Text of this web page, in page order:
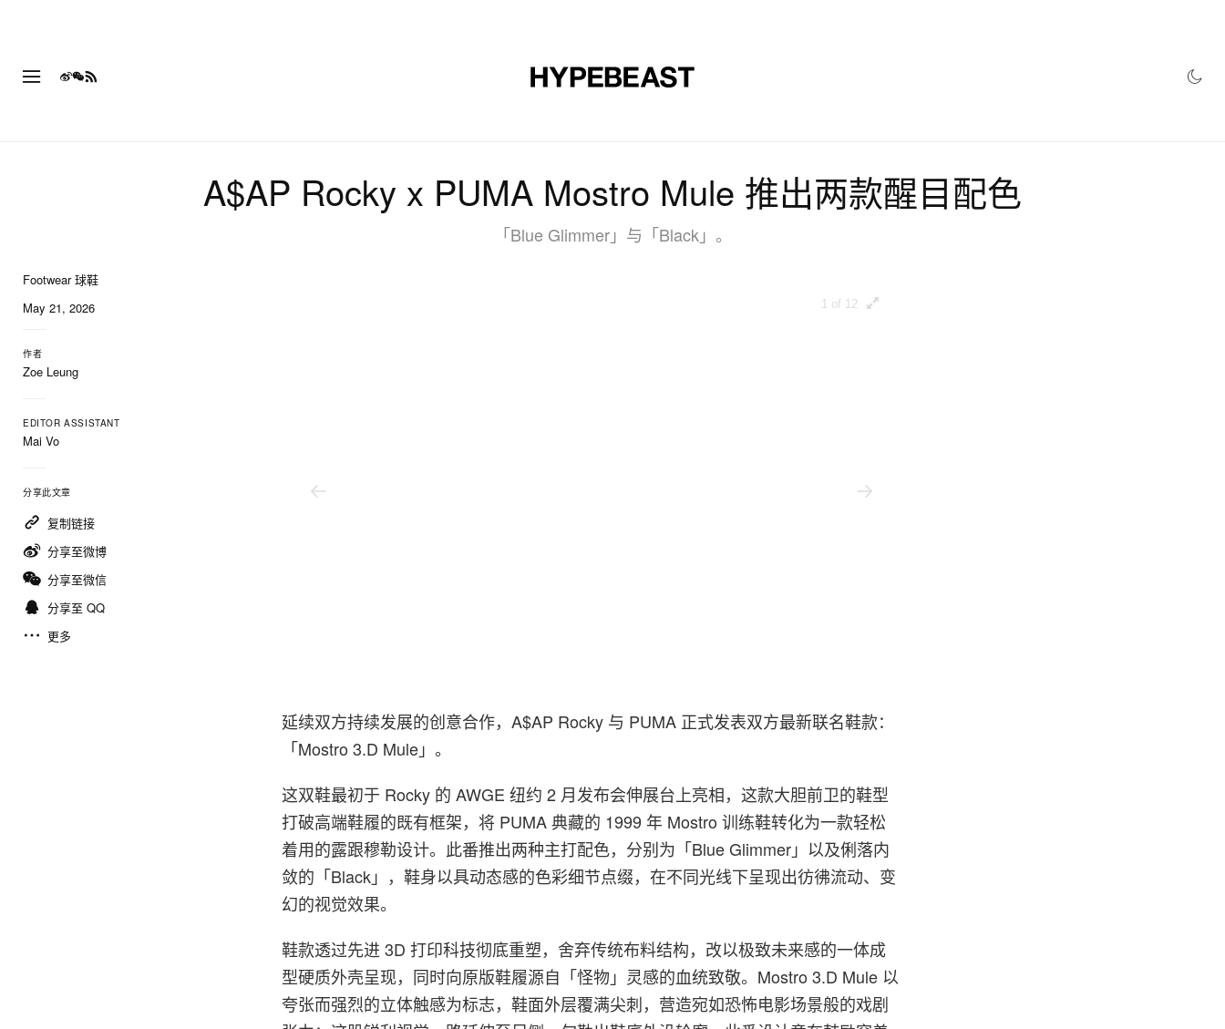
A$AP Rocky x PUMA Mostro Mule 推出两款醒目配色
「Blue Glimmer」与「Black」。
Footwear 球鞋
May 21, 2026
作者
Zoe Leung
EDITOR ASSISTANT
Mai Vo
分享此文章
复制链接
分享至微博
分享至微信
分享至 QQ
更多
1 of 12
延续双方持续发展的创意合作，A$AP Rocky 与 PUMA 正式发表双方最新联名鞋款：
「Mostro 3.D Mule」。
这双鞋最初于 Rocky 的 AWGE 纽约 2 月发布会伸展台上亮相，这款大胆前卫的鞋型
打破高端鞋履的既有框架，将 PUMA 典藏的 1999 年 Mostro 训练鞋转化为一款轻松
着用的露跟穆勒设计。此番推出两种主打配色，分别为「Blue Glimmer」以及俐落内
敛的「Black」，鞋身以具动态感的色彩细节点缀，在不同光线下呈现出彷彿流动、变
幻的视觉效果。
鞋款透过先进 3D 打印科技彻底重塑，舍弃传统布料结构，改以极致未来感的一体成
型硬质外壳呈现，同时向原版鞋履源自「怪物」灵感的血统致敬。Mostro 3.D Mule 以
夸张而强烈的立体触感为标志，鞋面外层覆满尖刺，营造宛如恐怖电影场景般的戏剧